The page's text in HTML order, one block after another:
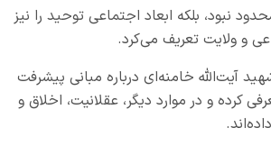
نبود، بلکه ابعاد اجتماعی توحید را نیز
و ولایت تعریف می‌کرد.
آیت‌الله خامنه‌ای درباره مبانی پیشرفت
کرده و در موارد دیگر، عقلانیت، اخلاق و